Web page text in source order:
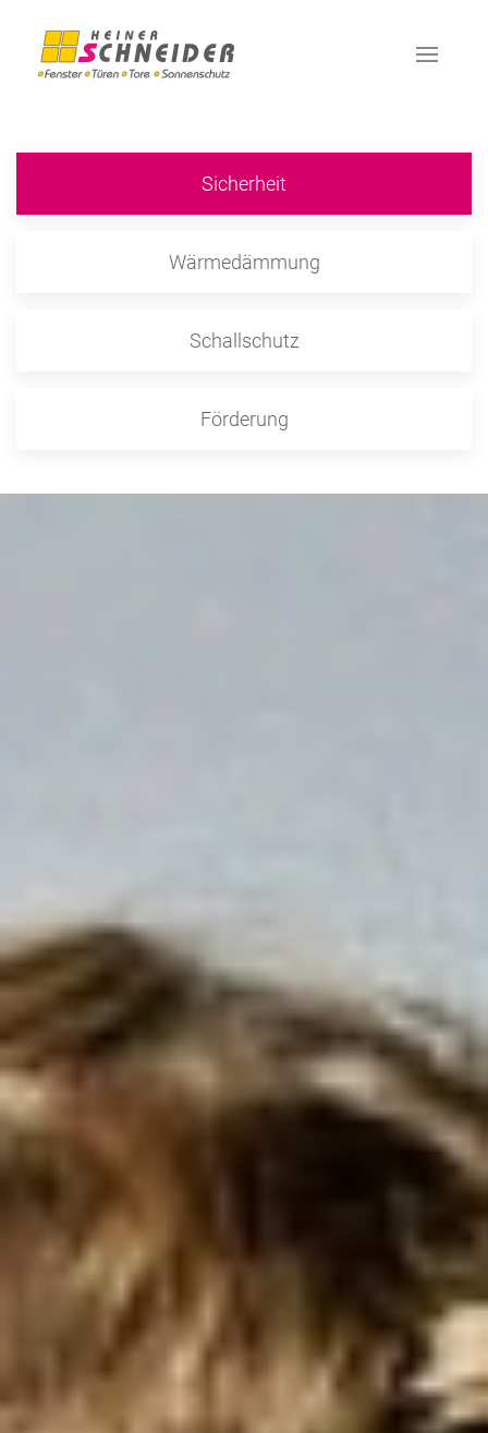
Sicherheit
Wärmedämmung
Schallschutz
Förderung